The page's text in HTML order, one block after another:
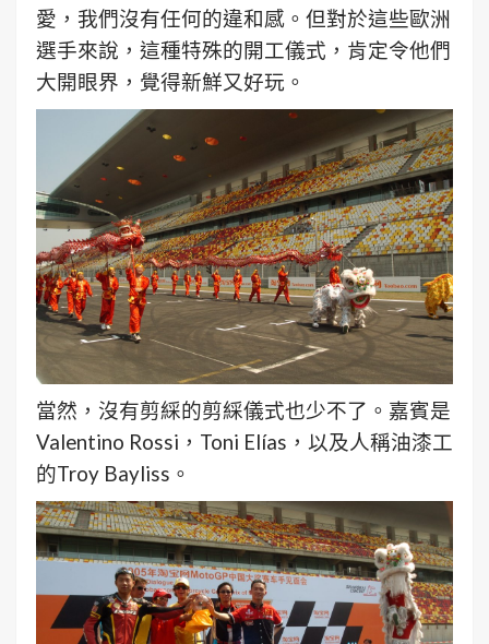
愛，我們沒有任何的違和感。但對於這些歐洲
選手來說，這種特殊的開工儀式，肯定令他們
大開眼界，覺得新鮮又好玩。
當然，沒有剪綵的剪綵儀式也少不了。嘉賓是
Valentino Rossi，Toni Elías，以及人稱油漆工
的Troy Bayliss。